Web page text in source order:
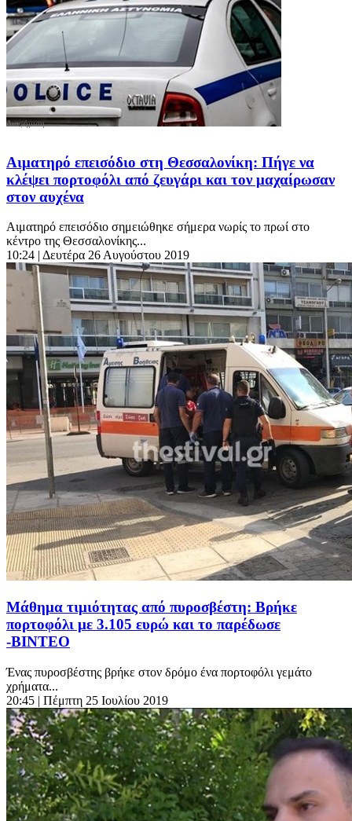
Αιματηρό επεισόδιο στη Θεσσαλονίκη: Πήγε να
κλέψει πορτοφόλι από ζευγάρι και τον μαχαίρωσαν
στον αυχένα
Αιματηρό επεισόδιο σημειώθηκε σήμερα νωρίς το πρωί στο
κέντρο της Θεσσαλονίκης...
10:24 | Δευτέρα 26 Αυγούστου 2019
Μάθημα τιμιότητας από πυροσβέστη: Βρήκε
πορτοφόλι με 3.105 ευρώ και το παρέδωσε
-ΒΙΝΤΕΟ
Ένας πυροσβέστης βρήκε στον δρόμο ένα πορτοφόλι γεμάτο
χρήματα...
20:45 | Πέμπτη 25 Ιουλίου 2019